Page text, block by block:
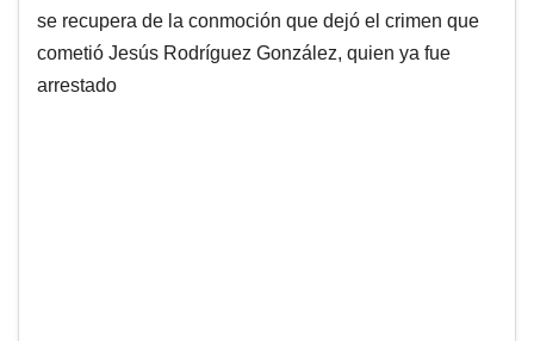
se recupera de la conmoción que dejó el crimen que
cometió Jesús Rodríguez González, quien ya fue
arrestado